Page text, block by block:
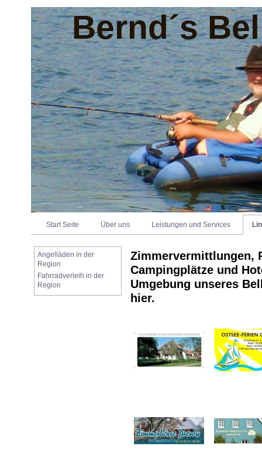
Bernd´s
Start Seite Über uns Leistungen und Services
Angelläden in der
Region
Fahrradverleih in der
Region
Zimmervermittlungen,
Campingplätze und
Umgebung unseres
hier.